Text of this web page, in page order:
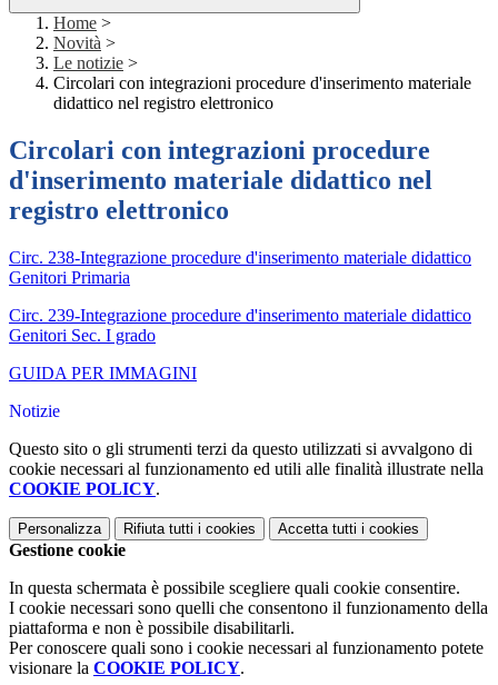
Home >
Novità >
Le notizie >
Circolari con integrazioni procedure d'inserimento materiale
didattico nel registro elettronico
Circolari con integrazioni procedure
d'inserimento materiale didattico nel
registro elettronico
Circ. 238-Integrazione procedure d'inserimento materiale didattico
Genitori Primaria
Circ. 239-Integrazione procedure d'inserimento materiale didattico
Genitori Sec. I grado
GUIDA PER IMMAGINI
Notizie
Questo sito o gli strumenti terzi da questo utilizzati si avvalgono di
cookie necessari al funzionamento ed utili alle finalità illustrate nella
COOKIE POLICY.
Personalizza Rifiuta tutti i cookies Accetta tutti i cookies
Gestione cookie
In questa schermata è possibile scegliere quali cookie consentire.
I cookie necessari sono quelli che consentono il funzionamento della
piattaforma e non è possibile disabilitarli.
Per conoscere quali sono i cookie necessari al funzionamento potete
visionare la COOKIE POLICY.